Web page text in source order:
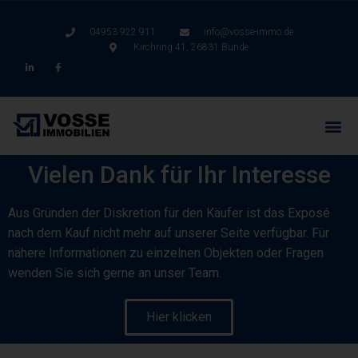
04953 922 911
info@vosse-immo.de
Kirchring 41, 26831 Bunde
Vielen Dank für Ihr Interesse
Aus Gründen der Diskretion für den Käufer ist das Exposé
nach dem Kauf nicht mehr auf unserer Seite verfügbar. Für
nähere Informationen zu einzelnen Objekten oder Fragen
wenden Sie sich gerne an unser Team.
Hier klicken